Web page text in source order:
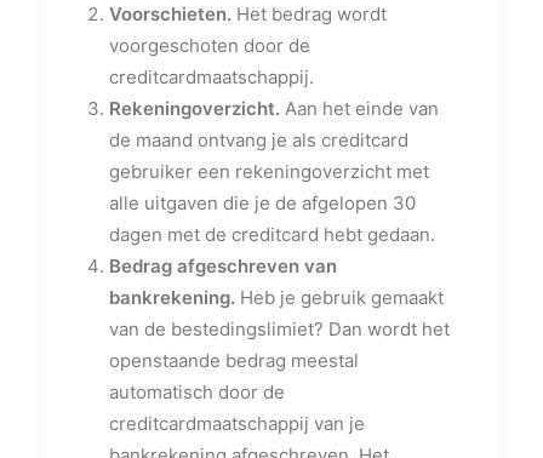
Voorschieten. Het bedrag wordt
voorgeschoten door de
creditcardmaatschappij.
Rekeningoverzicht. Aan het einde van
de maand ontvang je als creditcard
gebruiker een rekeningoverzicht met
alle uitgaven die je de afgelopen 30
dagen met de creditcard hebt gedaan.
Bedrag afgeschreven van
bankrekening. Heb je gebruik gemaakt
van de bestedingslimiet? Dan wordt het
openstaande bedrag meestal
automatisch door de
creditcardmaatschappij van je